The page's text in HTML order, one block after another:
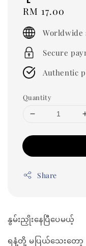
Regular
price
RM 17.00
Worldwide
Secure
Authentic
Quantity
Share
နွမ်းညှိုးနေပြီပေမယ့်
ရနံ့တို့ မပြယ်သေးတော့